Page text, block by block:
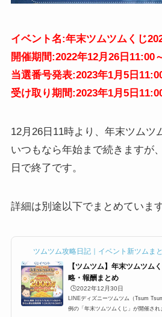
イベント名:年末ツムツムくじ
開催期間:2022年12月26日11:00
当選番号発表:2023年1月5日
受け取り期間:2023年1月5日
12月26日11時より、年末ツムツ
いつもなら年始まで続きますが
日で終了です。
詳細は別途以下でまとめています
ツムツム攻略日記｜イベント新ツムま
【ツムツム】年末ツムツム
略・報酬まとめ
🕒️2022年12月30日
LINEディズニーツムツム（Tsum
例の「年末ツムツムくじ」が開催さ